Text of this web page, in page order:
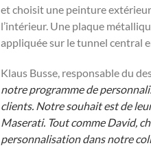
et choisit une peinture
l’intérieur. Une plaque
appliquée sur le tunnel central
Klaus Busse, responsable du
notre programme de
clients. Notre souhait est de
Maserati. Tout comme David,
personnalisation dans notre